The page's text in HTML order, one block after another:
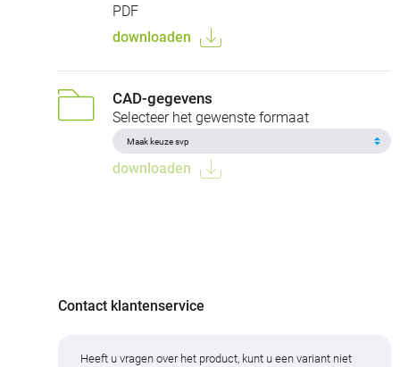
PDF
downloaden
CAD-gegevens
Selecteer het gewenste formaat
downloaden
Contact klantenservice
Heeft u vragen over het product, kunt u een variant niet